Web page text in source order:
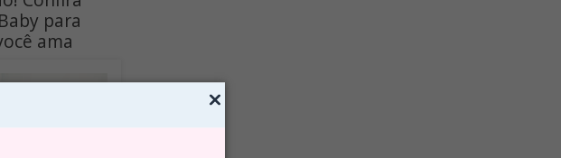
para
ama